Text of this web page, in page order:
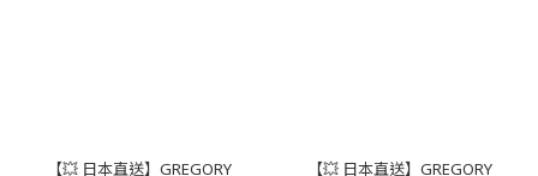
【💥 日本直送】GREGORY 【💥 日本直送】GREGORY